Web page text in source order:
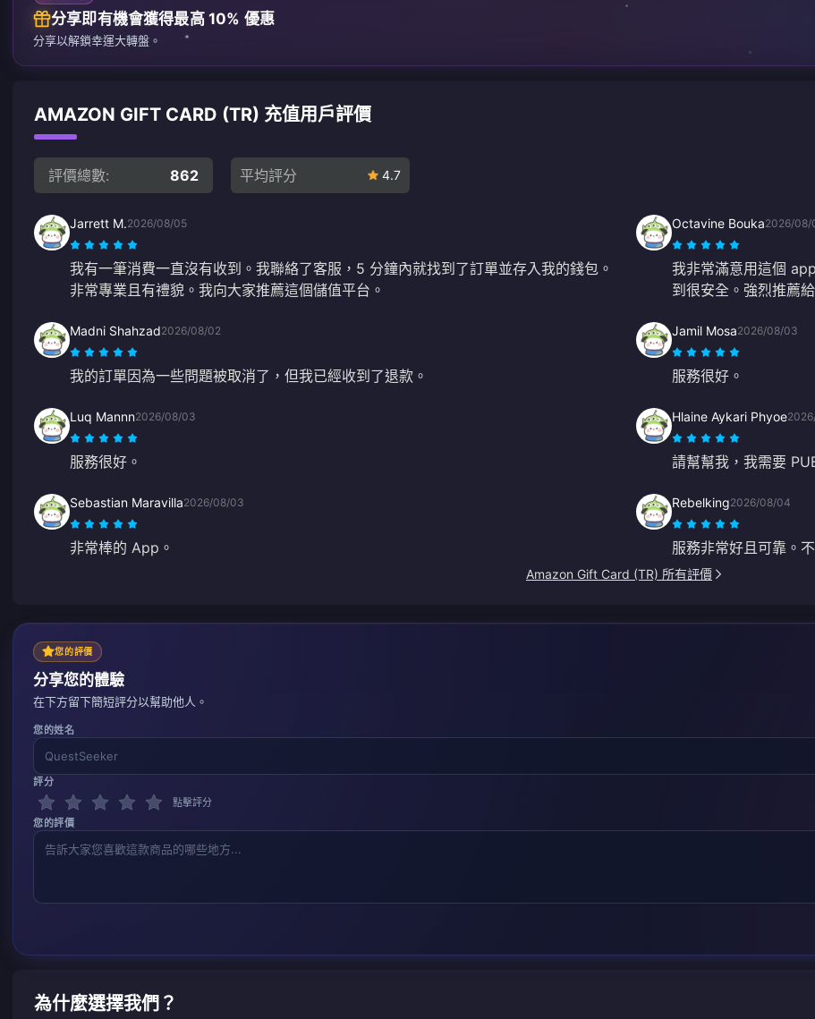
分享即有機會獲得最高 10% 優惠
分享以解鎖幸運大轉盤。
AMAZON GIFT CARD (TR) 充值用戶評價
評價總數: 862 平均評分 4.7
Jarrett M.2026/08/05
我有一筆消費一直沒有收到。我聯絡了客服，5 分鐘內就找到了訂單並存入我的錢包。
非常專業且有禮貌。我向大家推薦這個儲值平台。
Octavine Bouka2026/08/
我非常滿意用這個
到很安全。強烈推薦
Madni Shahzad2026/08/02
我的訂單因為一些問題被取消了，但我已經收到了退款。
Jamil Mosa2026/08/03
服務很好。
Luq Mannn2026/08/03
服務很好。
Hlaine Aykari Phyoe
請幫幫我，我需要
Sebastian Maravilla2026/08/03
非常棒的 App。
Rebelking2026/08/04
服務非常好且可靠。
Amazon Gift Card (TR) 所有評價
您的評價
分享您的體驗
在下方留下簡短評分以幫助他人。
您的姓名
評分
點擊評分
您的評價
為什麼選擇我們？